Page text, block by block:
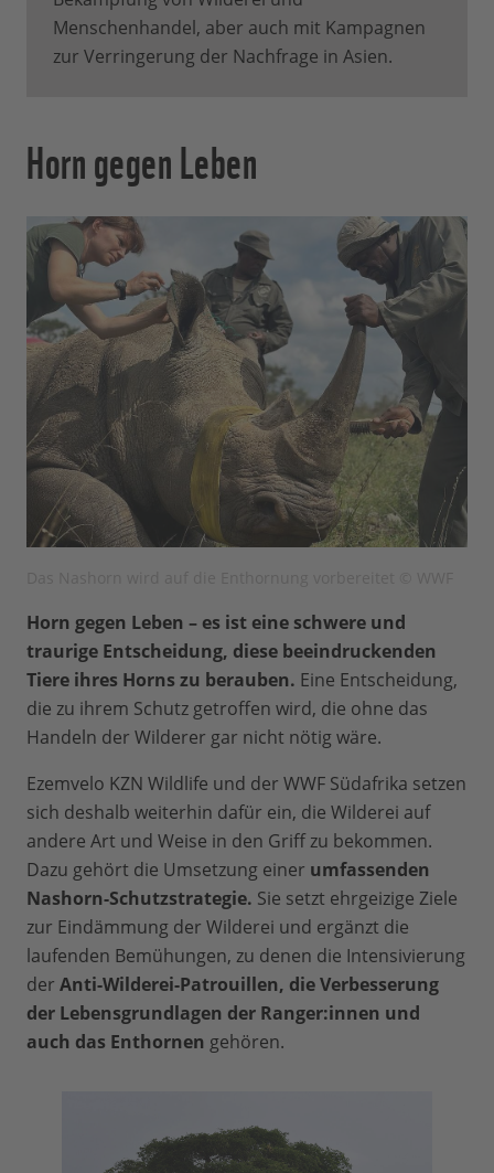
Menschenhandel, aber auch mit Kampagnen
zur Verringerung der Nachfrage in Asien.
Horn gegen Leben
Horn gegen Leben – es ist eine schwere und
traurige Entscheidung, diese beeindruckenden
Tiere ihres Horns zu berauben. Eine Entscheidung,
die zu ihrem Schutz getroffen wird, die ohne das
Handeln der Wilderer gar nicht nötig wäre.
Ezemvelo KZN Wildlife und der WWF Südafrika setzen
sich deshalb weiterhin dafür ein, die Wilderei auf
andere Art und Weise in den Griff zu bekommen.
Dazu gehört die Umsetzung einer umfassenden
Nashorn-Schutzstrategie. Sie setzt ehrgeizige Ziele
zur Eindämmung der Wilderei und ergänzt die
laufenden Bemühungen, zu denen die Intensivierung
der Anti-Wilderei-Patrouillen, die Verbesserung
der Lebensgrundlagen der Ranger:innen und
auch das Enthornen gehören.